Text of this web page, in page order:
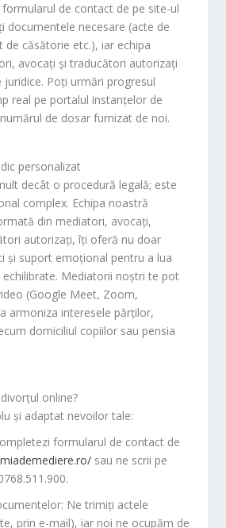
de contact de pe site-ul
documentele necesare (acte de
căsătorie etc.), iar echipa
avocați și traducători autorizați
Poți urmări progresul
real pe portalul instanțelor de
de dosar furnizat de noi.
personalizat
decât o procedură legală; este
complex. Echipa noastră
din mediatori, avocați,
autorizați, îți oferă nu doar
și suport emoțional pentru a lua
Mediatorii noștri te pot
(Google Meet, Zoom,
armoniza interesele părților,
domiciliul copiilor sau pensia
online?
și adaptat nevoilor tale:
formularul de contact de
sau ne scrii pe
: Ne trimiți actele
prin e-mail), iar noi ne ocupăm de